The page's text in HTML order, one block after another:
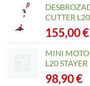
página
producto
CUTTER
155,00€
MINI
L20 STAYER
98,90€